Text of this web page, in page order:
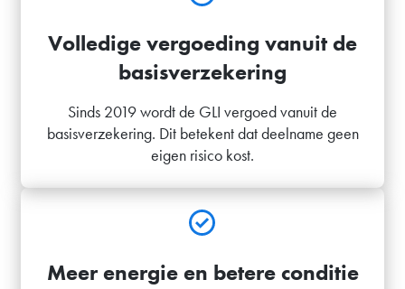
Volledige vergoeding vanuit de
basisverzekering
Sinds 2019 wordt de GLI vergoed vanuit de
basisverzekering. Dit betekent dat deelname geen
eigen risico kost.
Meer energie en betere conditie